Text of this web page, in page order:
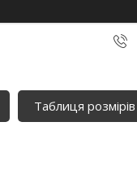
Таблиця розмірів